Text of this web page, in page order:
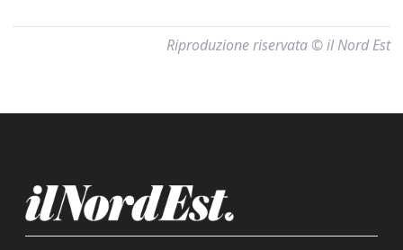
Riproduzione riservata © il Nord Est